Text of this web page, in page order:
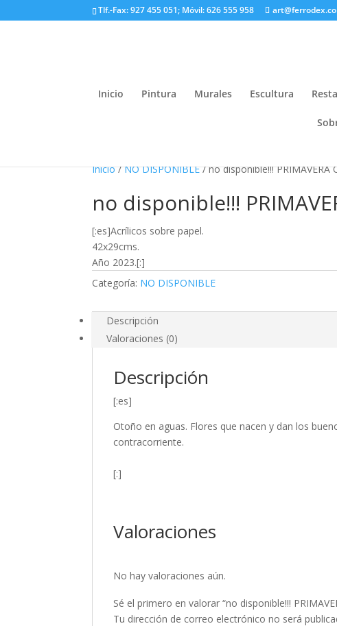
Tlf.-Fax: 927 455 051; Móvil: 626 555 958
Inicio Pintura Murales Escultura
Inicio/NO DISPONIBLE/ no disponible!!! PRIMAVERA
no disponible!!!
[:es]Acrílicos sobre papel.
42x29cms.
Año 2023.[:]
Categoría: NO DISPONIBLE
Descripción
Valoraciones (0)
Descripción
[:es]
Otoño en aguas. Flores que nacen y dan los
contracorriente.
[:]
Valoraciones
No hay valoraciones aún.
Sé el primero en valorar “no disponible!!!
Tu dirección de correo electrónico no será